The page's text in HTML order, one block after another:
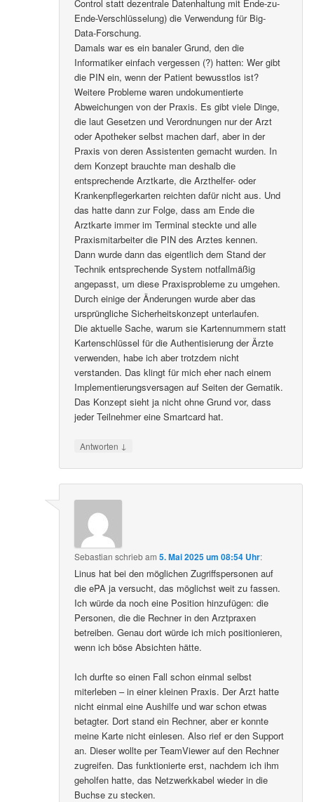
Control statt dezentrale Datenhaltung mit Ende-zu-
Ende-Verschlüsselung) die Verwendung für Big-
Data-Forschung.
Damals war es ein banaler Grund, den die
Informatiker einfach vergessen (?) hatten: Wer gibt
die PIN ein, wenn der Patient bewusstlos ist?
Weitere Probleme waren undokumentierte
Abweichungen von der Praxis. Es gibt viele Dinge,
die laut Gesetzen und Verordnungen nur der Arzt
oder Apotheker selbst machen darf, aber in der
Praxis von deren Assistenten gemacht wurden. In
dem Konzept brauchte man deshalb die
entsprechende Arztkarte, die Arzthelfer- oder
Krankenpflegerkarten reichten dafür nicht aus. Und
das hatte dann zur Folge, dass am Ende die
Arztkarte immer im Terminal steckte und alle
Praxismitarbeiter die PIN des Arztes kennen.
Dann wurde dann das eigentlich dem Stand der
Technik entsprechende System notfallmäßig
angepasst, um diese Praxisprobleme zu umgehen.
Durch einige der Änderungen wurde aber das
ursprüngliche Sicherheitskonzept unterlaufen.
Die aktuelle Sache, warum sie Kartennummern statt
Kartenschlüssel für die Authentisierung der Ärzte
verwenden, habe ich aber trotzdem nicht
verstanden. Das klingt für mich eher nach einem
Implementierungsversagen auf Seiten der Gematik.
Das Konzept sieht ja nicht ohne Grund vor, dass
jeder Teilnehmer eine Smartcard hat.
Antworten ↓
Sebastian schriebam5. Mai 2025 um 08:54 Uhr:
Linus hat bei den möglichen Zugriffspersonen auf
die ePA ja versucht, das möglichst weit zu fassen.
Ich würde da noch eine Position hinzufügen: die
Personen, die die Rechner in den Arztpraxen
betreiben. Genau dort würde ich mich positionieren,
wenn ich böse Absichten hätte.
Ich durfte so einen Fall schon einmal selbst
miterleben – in einer kleinen Praxis. Der Arzt hatte
nicht einmal eine Aushilfe und war schon etwas
betagter. Dort stand ein Rechner, aber er konnte
meine Karte nicht einlesen. Also rief er den Support
an. Dieser wollte per TeamViewer auf den Rechner
zugreifen. Das funktionierte erst, nachdem ich ihm
geholfen hatte, das Netzwerkkabel wieder in die
Buchse zu stecken.